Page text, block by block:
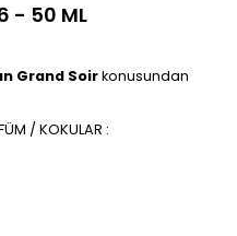
- 50 ML
Grand Soirkonusundan
/ KOKULAR :